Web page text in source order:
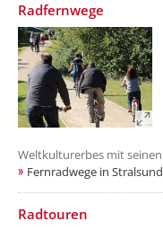
Radfernwege
Weltkulturerbes mit
Fernradwege in
Radtouren